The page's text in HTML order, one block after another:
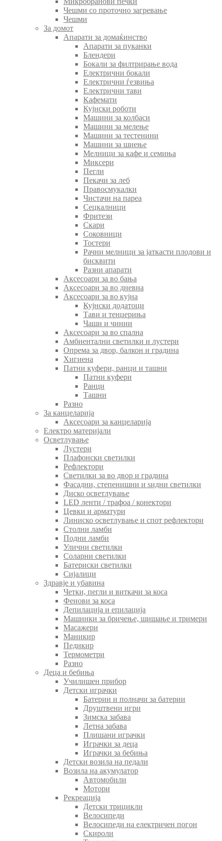
Чешми со проточно загревање
Чешми
За домот
Апарати за домаќинство
Апарати за пуканки
Блендери
Бокали за филтрирање вода
Електрични бокали
Електрични ѓезвиња
Електрични тави
Кафемати
Кујнски роботи
Машини за колбаси
Машини за мелење
Машини за тестенини
Машини за шиење
Мелници за кафе и семиња
Миксери
Пегли
Пекачи за леб
Правосмукалки
Чистачи на пареа
Сецкалници
Фритези
Скари
Соковници
Тостери
Рачни мелници за јаткасти плодови и
бисквити
Разни апарати
Аксесоари за во бања
Аксесоари за во дневна
Аксесоари за во кујна
Кујнски додатоци
Тави и тенџериња
Чаши и чинии
Аксесоари за во спална
Амбиентални светилки и лустери
Опрема за двор, балкон и градина
Хигиена
Патни куфери, ранци и ташни
Патни куфери
Ранци
Ташни
Разно
За канцеларија
Аксесоари за канцеларија
Електро материјали
Осветлување
Лустери
Плафонски светилки
Рефлектори
Светилки за во двор и градина
Фасадни, степенишни и ѕидни светилки
Диско осветлување
LED ленти / трафоа / конектори
Цевки и арматури
Линиско осветлување и спот рефлектори
Столни ламби
Подни ламби
Улични светилки
Соларни светилки
Батериски светилки
Сијалици
Здравје и убавина
Четки, пегли и виткачи за коса
Фенови за коса
Депилација и епилација
Машинки за бричење, шишање и тримери
Масажери
Маникир
Педикир
Термометри
Разно
Деца и бебиња
Училишен прибор
Детски играчки
Батерии и полначи за батерии
Друштвени игри
Зимска забава
Летна забава
Плишани играчки
Играчки за деца
Играчки за бебиња
Детски возила на педали
Возила на акумулатор
Автомобили
Мотори
Рекреација
Детски трицикли
Велосипеди
Велосипеди на електричен погон
Скироли